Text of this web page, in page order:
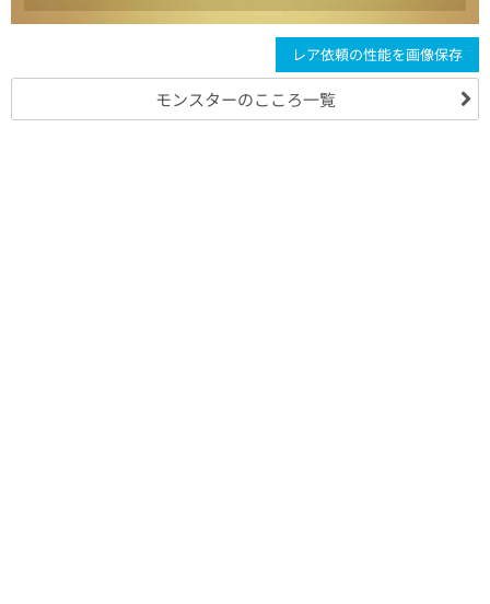
レア依頼の性能を画像保存
モンスターのこころ一覧